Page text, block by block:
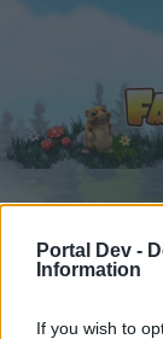
Portal Dev -
Information
If you wish to
Αρχική